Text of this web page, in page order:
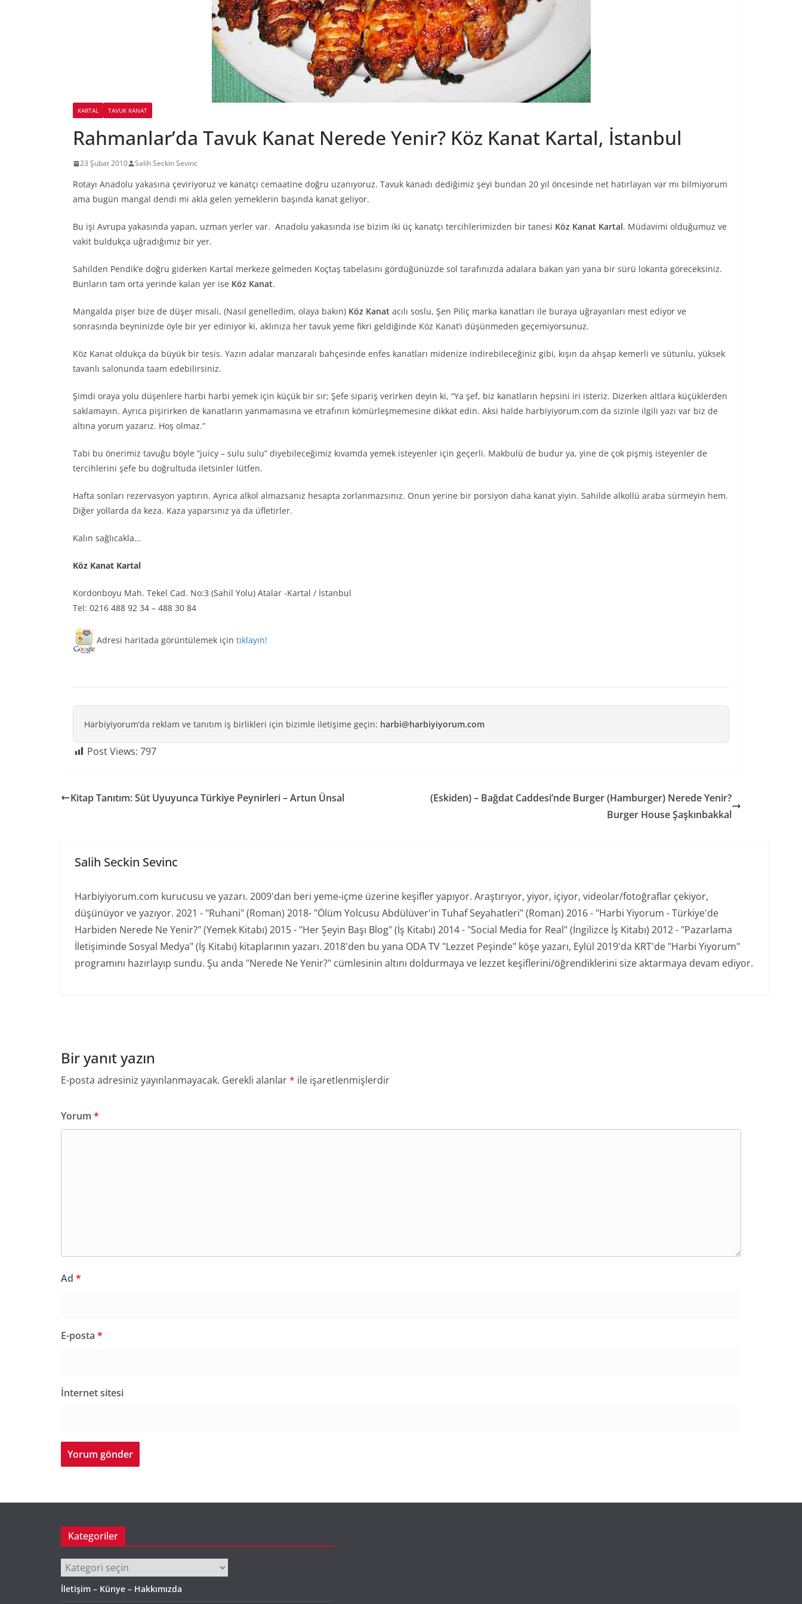
KARTAL TAVUK KANAT
Rahmanlar’da Tavuk Kanat Nerede Yenir? Köz Kanat Kartal, İstanbul
23 Şubat 2010 Salih Seckin Sevinc
Rotayı Anadolu yakasına çeviriyoruz ve kanatçı cemaatine doğru uzanıyoruz. Tavuk kanadı dediğimiz şeyi bundan 20 yıl öncesinde net hatırlayan var mı bilmiyorum
ama bugün mangal dendi mi akla gelen yemeklerin başında kanat geliyor.
Bu işi Avrupa yakasında yapan, uzman yerler var. Anadolu yakasında ise bizim iki üç kanatçı tercihlerimizden bir tanesi Köz Kanat Kartal. Müdavimi olduğumuz ve
vakit buldukça uğradığımız bir yer.
Sahilden Pendik’e doğru giderken Kartal merkeze gelmeden Koçtaş tabelasını gördüğünüzde sol tarafınızda adalara bakan yan yana bir sürü lokanta göreceksiniz.
Bunların tam orta yerinde kalan yer ise Köz Kanat.
Mangalda pişer bize de düşer misali, (Nasıl genelledim, olaya bakın) Köz Kanat acılı soslu, Şen Piliç marka kanatları ile buraya uğrayanları mest ediyor ve
sonrasında beyninizde öyle bir yer ediniyor ki, aklınıza her tavuk yeme fikri geldiğinde Köz Kanat’ı düşünmeden geçemiyorsunuz.
Köz Kanat oldukça da büyük bir tesis. Yazın adalar manzaralı bahçesinde enfes kanatları midenize indirebileceğiniz gibi, kışın da ahşap kemerli ve sütunlu, yüksek
tavanlı salonunda taam edebilirsiniz.
Şimdi oraya yolu düşenlere harbi harbi yemek için küçük bir sır; Şefe sipariş verirken deyin ki, “Ya şef, biz kanatların hepsini iri isteriz. Dizerken altlara küçüklerden
saklamayın. Ayrıca pişirirken de kanatların yanmamasına ve etrafının kömürleşmemesine dikkat edin. Aksi halde harbiyiyorum.com da sizinle ilgili yazı var biz de
altına yorum yazarız. Hoş olmaz.”
Tabi bu önerimiz tavuğu böyle “juicy – sulu sulu” diyebileceğimiz kıvamda yemek isteyenler için geçerli. Makbulü de budur ya, yine de çok pişmiş isteyenler de
tercihlerini şefe bu doğrultuda iletsinler lütfen.
Hafta sonları rezervasyon yaptırın. Ayrıca alkol almazsanız hesapta zorlanmazsınız. Onun yerine bir porsiyon daha kanat yiyin. Sahilde alkollü araba sürmeyin hem.
Diğer yollarda da keza. Kaza yaparsınız ya da üfletirler.
Kalın sağlıcakla…
Köz Kanat Kartal
Kordonboyu Mah. Tekel Cad. No:3 (Sahil Yolu) Atalar -Kartal / İstanbul
Tel: 0216 488 92 34 – 488 30 84
Adresi haritada görüntülemek için tıklayın!
Harbiyiyorum’da reklam ve tanıtım iş birlikleri için bizimle iletişime geçin: harbi@harbiyiyorum.com
Post Views: 797
Kitap Tanıtım: Süt Uyuyunca Türkiye Peynirleri – Artun Ünsal
(Eskiden) – Bağdat Caddesi’nde Burger (Hamburger) Nerede Yenir?
Burger House Şaşkınbakkal
Salih Seckin Sevinc
Harbiyiyorum.com kurucusu ve yazarı. 2009'dan beri yeme-içme üzerine keşifler yapıyor. Araştırıyor, yiyor, içiyor, videolar/fotoğraflar çekiyor,
düşünüyor ve yazıyor. 2021 - "Ruhani" (Roman) 2018- "Ölüm Yolcusu Abdülüver'in Tuhaf Seyahatleri" (Roman) 2016 - "Harbi Yiyorum - Türkiye'de
Harbiden Nerede Ne Yenir?" (Yemek Kitabı) 2015 - "Her Şeyin Başı Blog" (İş Kitabı) 2014 - "Social Media for Real" (İngilizce İş Kitabı) 2012 - "Pazarlama
İletişiminde Sosyal Medya" (İş Kitabı) kitaplarının yazarı. 2018'den bu yana ODA TV "Lezzet Peşinde" köşe yazarı, Eylül 2019'da KRT'de "Harbi Yiyorum"
programını hazırlayıp sundu. Şu anda "Nerede Ne Yenir?" cümlesinin altını doldurmaya ve lezzet keşiflerini/öğrendiklerini size aktarmaya devam ediyor.
Bir yanıt yazın
E-posta adresiniz yayınlanmayacak. Gerekli alanlar* ile işaretlenmişlerdir
Yorum *
Ad *
E-posta *
İnternet sitesi
Kategoriler
Kategoriler
İletişim – Künye – Hakkımızda